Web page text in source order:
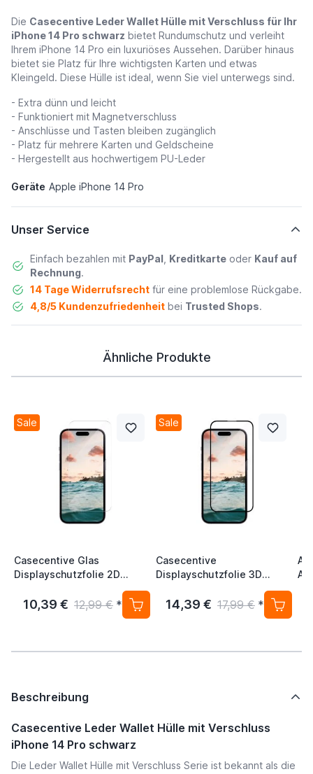
Die Casecentive Leder Wallet Hülle mit Verschluss für Ihr
iPhone 14 Pro schwarz bietet Rundumschutz und verleiht
Ihrem iPhone 14 Pro ein luxuriöses Aussehen. Darüber hinaus
bietet sie Platz für Ihre wichtigsten Karten und etwas
Kleingeld. Diese Hülle ist ideal, wenn Sie viel unterwegs sind.
- Extra dünn und leicht
- Funktioniert mit Magnetverschluss
- Anschlüsse und Tasten bleiben zugänglich
- Platz für mehrere Karten und Geldscheine
- Hergestellt aus hochwertigem PU-Leder
Geräte Apple iPhone 14 Pro
Unser Service
Einfach bezahlen mit PayPal Kreditkarteoder Kauf auf
Rechnung.
14 Tage Widerrufsrechtfür eine problemlose Rückgabe.
4,8/5 Kundenzufriedenheitbei Trusted Shops.
Ähnliche Produkte
Sale
Casecentive Glas
Displayschutzfolie 2D
10,39 € 12,99 € *
Sale
Casecentive
Displayschutzfolie 3D
Vollschutz iPhone 14 Pro
14,39 € 17,99 € *
Beschreibung
Casecentive Leder Wallet Hülle mit Verschluss
iPhone 14 Pro schwarz
Die Leder Wallet Hülle mit Verschluss Serie ist bekannt als die